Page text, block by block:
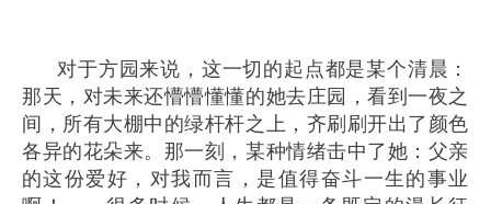
对于方园来说，这一切的起点都是某个清晨：
那天，对未来还懵懵懂懂的她去庄园，看到一夜之
间，所有大棚中的绿杆杆之上，齐刷刷开出了颜色
各异的花朵来。那一刻，某种情绪击中了她：父亲
的这份爱好，对我而言，是值得奋斗一生的事业